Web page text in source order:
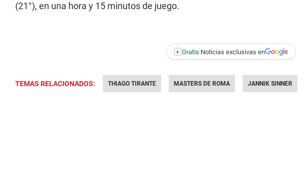
(21°), en una hora y 15 minutos de juego.
+ Gratis:Noticias exclusivas en
TEMAS RELACIONADOS: THIAGO TIRANTE MASTERS DE ROMA JANNIK SINNER